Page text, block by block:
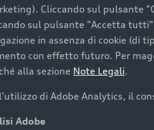
usata è una decisione che
la garanzia inclusa e
prima di
Cliccando sul pulsante
sul pulsante "Accetta
in assenza di cookie (di
con effetto futuro. Per
alla sezione Note Legali.
di Adobe Analytics, il
Adobe